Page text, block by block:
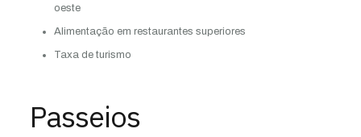
oeste
Alimentação em restaurantes superiores
Taxa de turismo
Passeios